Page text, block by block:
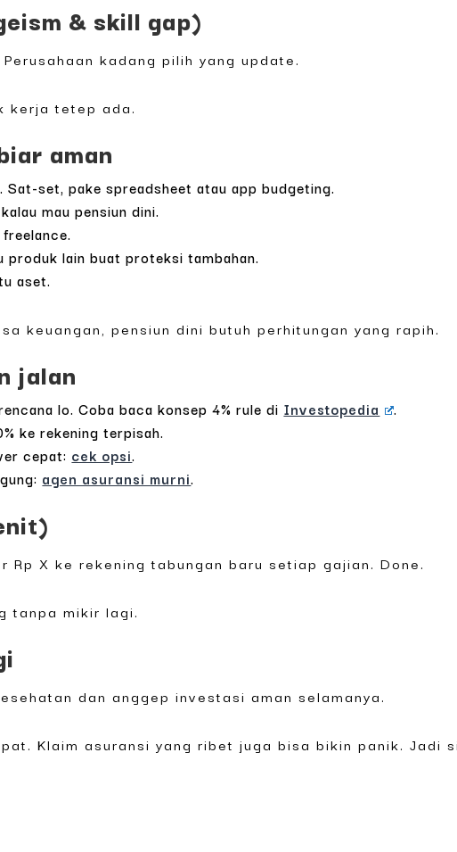
& skill gap)
kadang pilih yang update.
kerja tetep ada.
aman
set, pake spreadsheet atau app budgeting.
mau pensiun dini.
produk lain buat proteksi tambahan.
aset.
keuangan, pensiun dini butuh perhitungan yang rapih.
jalan
lo. Coba baca konsep 4% rule di Investopedia
.
ke rekening terpisah.
cepat: cek opsi.
agen asuransi murni.
X ke rekening tabungan baru setiap gajian. Done.
tanpa mikir lagi.
dan anggep investasi aman selamanya.
Klaim asuransi yang ribet juga bisa bikin panik. Jadi